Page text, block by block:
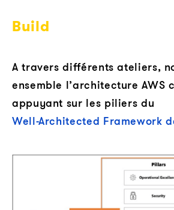
Build
A travers différents ateliers,
ensemble l’architecture AWS
appuyant sur les piliers du
Well-Architected Framework